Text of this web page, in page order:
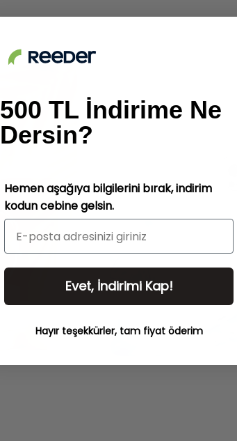
500 TL İndirime Ne
Dersin?
Hemen aşağıya bilgilerini bırak, indirim
kodun cebine gelsin.
Evet, İndirimi Kap!
Hayır teşekkürler, tam fiyat öderim